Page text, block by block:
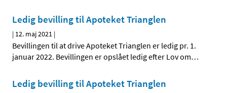
Ledig bevilling til Apoteket Trianglen
| 12. maj 2021 |
Bevillingen til at drive Apoteket Trianglen er ledig pr. 1.
januar 2022. Bevillingen er opslået ledig efter Lov om…
Ledig bevilling til Apoteket Trianglen